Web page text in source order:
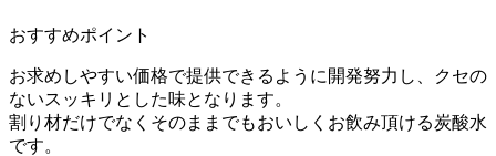
おすすめポイント
お求めしやすい価格で提供できるように開発努力し、クセの
ないスッキリとした味となります。
割り材だけでなくそのままでもおいしくお飲み頂ける炭酸水
です。